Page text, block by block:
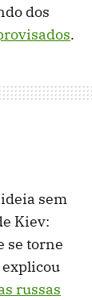
dos
.
sem
Kiev:
se torne
explicou
russas